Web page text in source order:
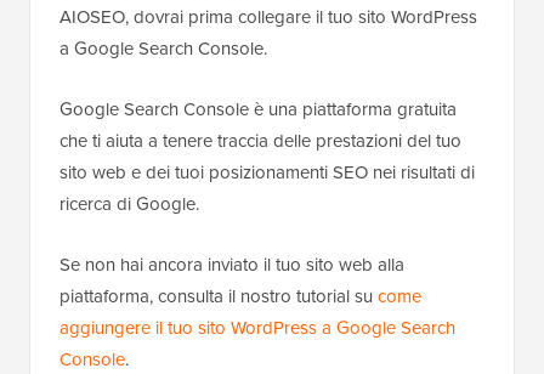
AIOSEO, dovrai prima collegare il tuo sito WordPress
a Google Search Console.
Google Search Console è una piattaforma gratuita
che ti aiuta a tenere traccia delle prestazioni del tuo
sito web e dei tuoi posizionamenti SEO nei risultati di
ricerca di Google.
Se non hai ancora inviato il tuo sito web alla
piattaforma, consulta il nostro tutorial su come
aggiungere il tuo sito WordPress a Google Search
Console.